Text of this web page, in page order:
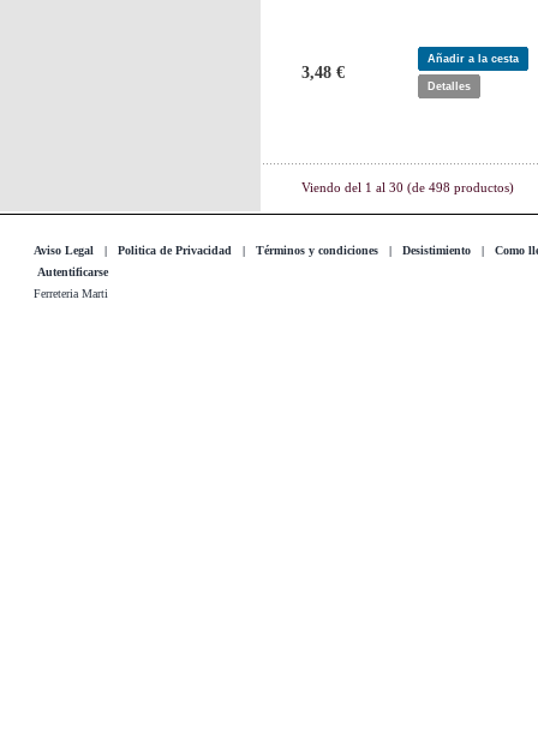
3,48 €
Añadir a la cesta
Detalles
Viendo del 1 al 30 (de 498 productos)
Aviso Legal | Politica de Privacidad | Términos y condiciones | Desistimiento | Como
Autentificarse
Ferreteria Marti